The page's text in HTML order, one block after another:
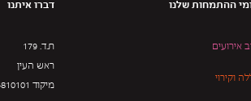
ההתמחות שלנו
אירועים
וקירוי
דברו איתנו
ת.ד. 179
ראש העין
מיקוד 4810101